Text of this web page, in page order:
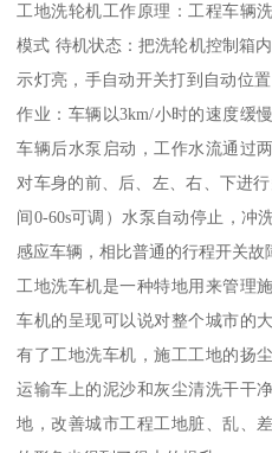
工地洗轮机工作原理：工程车辆
模式 待机状态：把洗轮机控制箱
示灯亮，手自动开关打到自动位
作业：车辆以3km/小时的速度缓
车辆后水泵启动，工作水流通过
对车身的前、后、左、右、下进
间0-60s可调）水泵自动停止，冲
感应车辆，相比普通的行程开关故
工地洗车机是一种特地用来管理
车机的呈现可以说对整个城市的
有了工地洗车机，施工工地的扬
运输车上的泥沙和灰尘清洗干干
地，改善城市工程工地脏、乱、